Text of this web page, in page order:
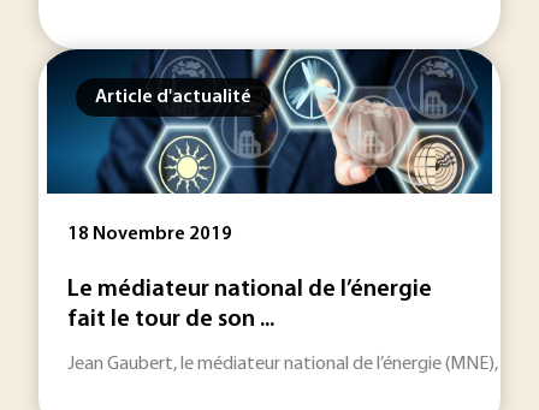
Article d'actualité
18 Novembre 2019
Le médiateur national de l’énergie
fait le tour de son ...
Jean Gaubert, le médiateur national de l’énergie (MNE), va